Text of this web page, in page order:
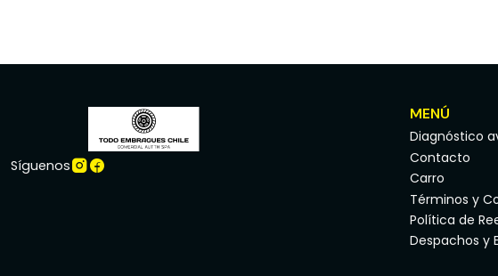
Síguenos
MENÚ
Diagnóstico
Contacto
Carro
Términos y
Política de
Despachos y